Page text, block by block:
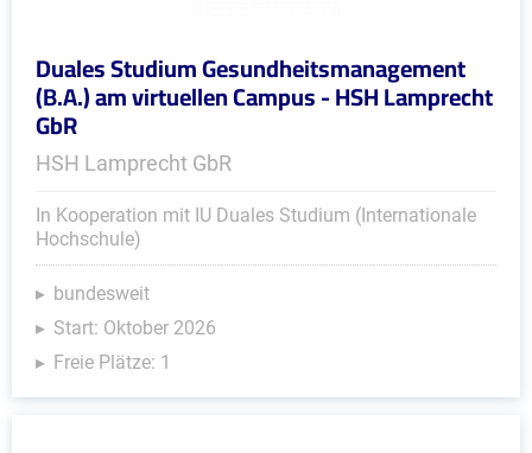
Duales Studium Gesundheitsmanagement
(B.A.) am virtuellen Campus - HSH Lamprecht
GbR
HSH Lamprecht GbR
In Kooperation mit IU Duales Studium (Internationale
Hochschule)
bundesweit
Start: Oktober 2026
Freie Plätze: 1